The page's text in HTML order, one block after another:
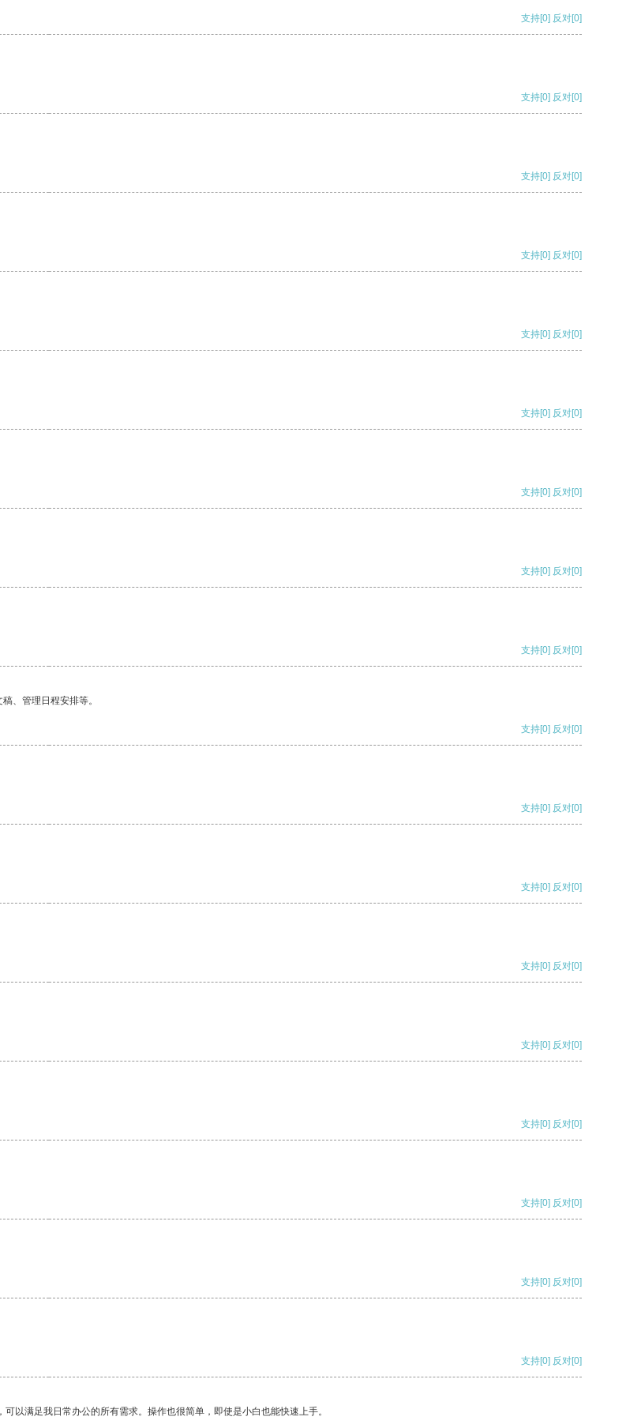
支持[0] 反对[0]
支持[0] 反对[0]
支持[0] 反对[0]
支持[0] 反对[0]
支持[0] 反对[0]
支持[0] 反对[0]
支持[0] 反对[0]
支持[0] 反对[0]
支持[0] 反对[0]
、管理日程安排等。
支持[0] 反对[0]
支持[0] 反对[0]
支持[0] 反对[0]
支持[0] 反对[0]
支持[0] 反对[0]
支持[0] 反对[0]
支持[0] 反对[0]
支持[0] 反对[0]
支持[0] 反对[0]
以满足我日常办公的所有需求。操作也很简单，即使是小白也能快速上手。